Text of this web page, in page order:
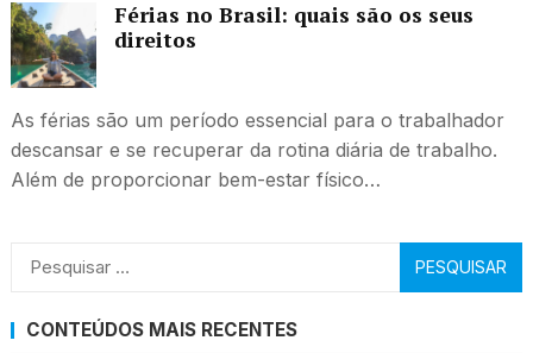
Férias no Brasil: quais são os seus
direitos
As férias são um período essencial para o trabalhador
descansar e se recuperar da rotina diária de trabalho.
Além de proporcionar bem-estar físico…
Pesquisar
CONTEÚDOS MAIS RECENTES